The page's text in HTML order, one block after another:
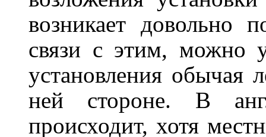
возникает довольно
связи с этим, можно
установления обычая
ней стороне. В
происходит, хотя